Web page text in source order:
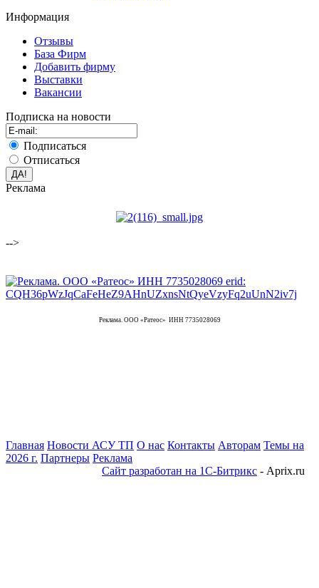
Информация
Отзывы
База Фирм
Добавить фирму
Выставки
Вакансии
Подписка на новости
Подписаться
Отписаться
Реклама
-->
Реклама. ООО «Ратеос» ИНН 7735028069
Главная Новости АСУ ТП О нас Контакты Авторам Темы на
2026 г. Партнеры Реклама
Сайт разработан на 1С-Битрикс - Aprix.ru